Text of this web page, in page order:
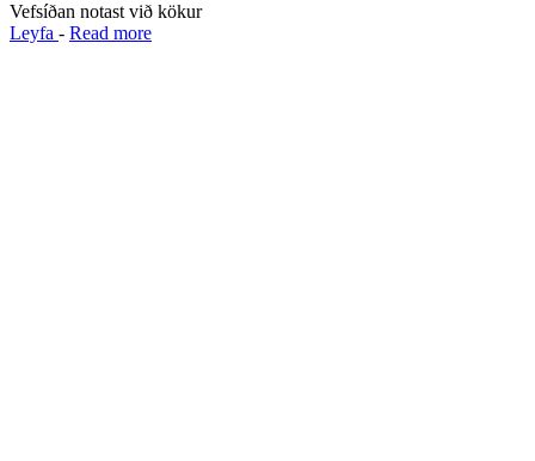
Vefsíðan notast við kökur
Leyfa - Read more